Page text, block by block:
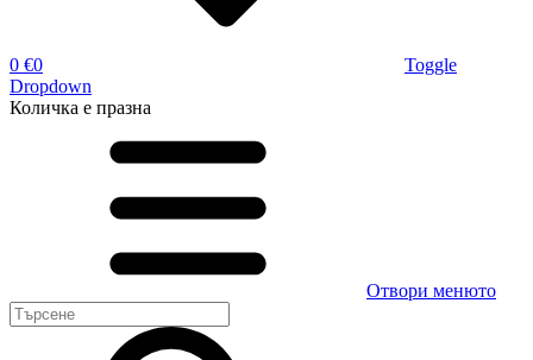
0 €0
Toggle
Dropdown
Количка е празна
Отвори менюто